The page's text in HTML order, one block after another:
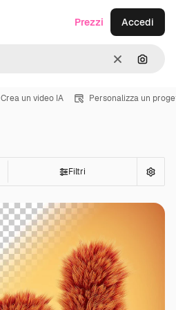
CancellaCerca
Prezzi Accedi
Crea un video IA Personalizza un
Filtri